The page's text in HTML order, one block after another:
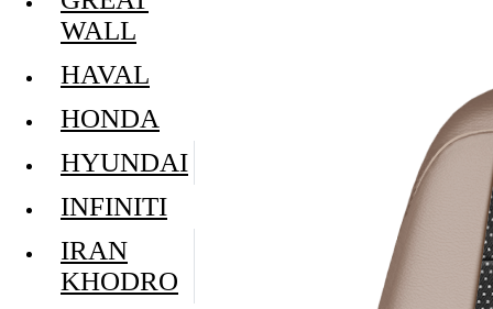
WALL
HAVAL
HONDA
HYUNDAI
INFINITI
IRAN
KHODRO